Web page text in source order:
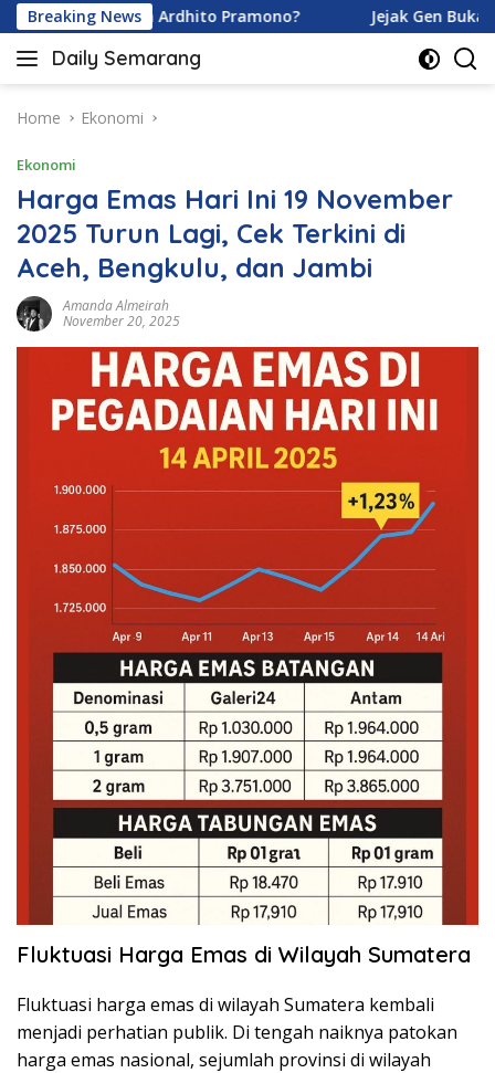
Skip
to
content
Breaking News
dan Ardhito Pramono? Jejak Gen Buka
Daily Semarang
"Semarang
Ini:
Terkini
untuk
Anda"
Home Ekonomi
Ekonomi
Harga Emas Hari Ini 19 November
2025 Turun Lagi, Cek Terkini di
Aceh, Bengkulu, dan Jambi
Amanda Almeirah
November 20, 2025
Fluktuasi Harga Emas di Wilayah Sumatera
Fluktuasi harga emas di wilayah Sumatera kembali
menjadi perhatian publik. Di tengah naiknya patokan
harga emas nasional, sejumlah provinsi di wilayah